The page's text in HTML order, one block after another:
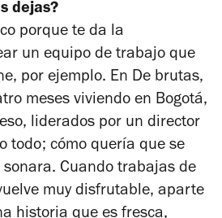
dejas?
porque te da la
un equipo de trabajo que
por ejemplo. En De brutas,
meses viviendo en Bogotá,
liderados por un director
todo; cómo quería que se
Cuando trabajas de
muy disfrutable, aparte
historia que es fresca,